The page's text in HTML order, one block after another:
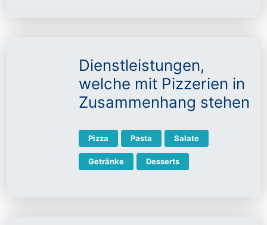
Dienstleistungen,
welche mit Pizzerien in
Zusammenhang stehen
Pizza Pasta Salate
Getränke Desserts